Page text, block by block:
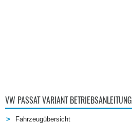
VW PASSAT VARIANT BETRIEBSANLEITUNG
Fahrzeugübersicht